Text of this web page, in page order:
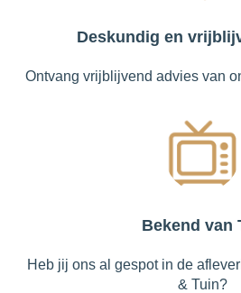
Deskundig en
Ontvang vrijblijvend advies van
Bekend van
Heb jij ons al gespot in de
& Tuin?